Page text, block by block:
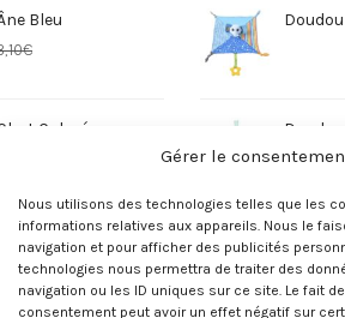
Gérer le
Nous utilisons des technologies telles que les
informations relatives aux appareils. Nous le
navigation et pour afficher des publicités
technologies nous permettra de traiter des
navigation ou les ID uniques sur ce site. Le fait
consentement peut avoir un effet négatif sur
Bleu
€
Coloré Doudou